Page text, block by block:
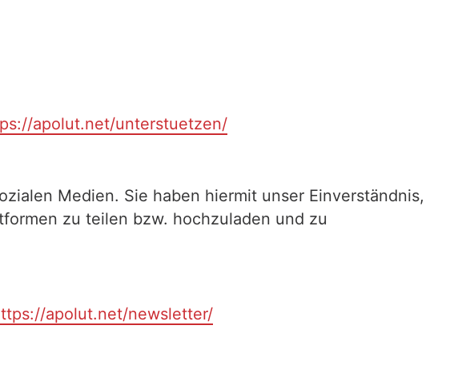
apolut.net/unterstuetzen/
Medien. Sie haben hiermit unser Einverständnis,
zu teilen bzw. hochzuladen und zu
apolut.net/newsletter/